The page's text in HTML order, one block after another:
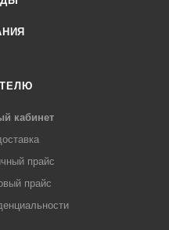
кабинет
прайс
прайс